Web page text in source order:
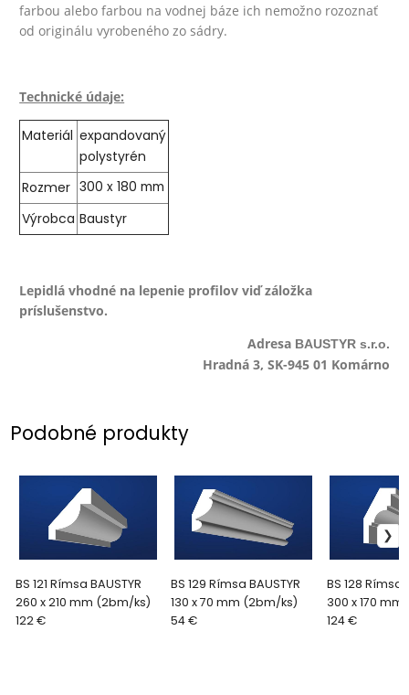
farbou alebo farbou na vodnej báze ich nemožno rozoznať
od originálu vyrobeného zo sádry.
Technické údaje:
Materiál expandovaný
polystyrén
Rozmer 300 x 180 mm
Výrobca Baustyr
Lepidlá vhodné na lepenie profilov viď záložka
príslušenstvo.
Adresa BAUSTYR s.r.o.
Hradná 3, SK-945 01 Komárno
Podobné produkty
BS 121 Rímsa BAUSTYR
260 x 210 mm (2bm/ks)
122 €
BS 129 Rímsa BAUSTYR
130 x 70 mm (2bm/ks)
54 €
BS 128 Rímsa
300 x 170
124 €